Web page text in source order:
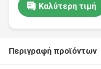
Καλύτερη τιμή
Περιγραφή προϊόντων